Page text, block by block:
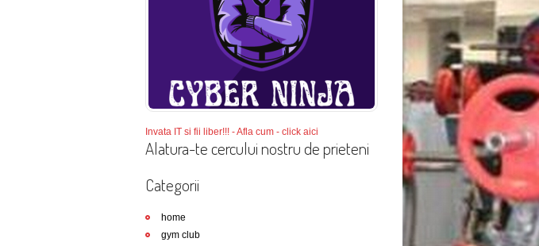
Invata IT si fii liber!!! - Afla cum - click aici
Alatura-te cercului nostru de prieteni
Categorii
home
gym club